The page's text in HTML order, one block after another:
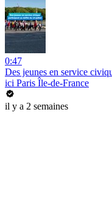
0:47
Des jeunes en service
ici Paris Île-de-France
il y a 2 semaines